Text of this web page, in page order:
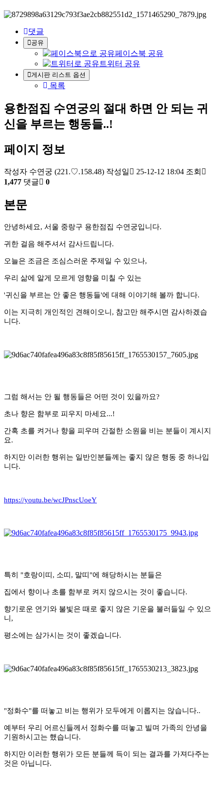
댓글
공유
페이스북 공유
트위터 공유
게시판 리스트 옵션
목록
용한점집 수연궁의 절대 하면 안 되는 귀
신을 부르는 행동들..!
페이지 정보
작성자 수연궁 (221.♡.158.48) 작성일 25-12-12 18:04 조회
1,477 댓글 0
본문
안녕하세요, 서울 중랑구 용한점집 수연궁입니다.
귀한 걸음 해주셔서 감사드립니다.
오늘은 조금은 조심스러운 주제일 수 있으나,
우리 삶에 알게 모르게 영향을 미칠 수 있는
'귀신을 부르는 안 좋은 행동들'에 대해 이야기해 볼까 합니다.
이는 지극히 개인적인 견해이오니, 참고만 해주시면 감사하겠습
니다.
그럼 해서는 안 될 행동들은 어떤 것이 있을까요?
초나 향은 함부로 피우지 마세요...!
간혹 초를 켜거나 향을 피우며 간절한 소원을 비는 분들이 계시지
요.
하지만 이러한 행위는 일반인분들께는 좋지 않은 행동 중 하나입
니다.
https://youtu.be/wcJPnscUoeY
특히 "호랑이띠, 소띠, 말띠"에 해당하시는 분들은
집에서 향이나 초를 함부로 켜지 않으시는 것이 좋습니다.
향기로운 연기와 불빛은 때로 좋지 않은 기운을 불러들일 수 있으
니,
평소에는 삼가시는 것이 좋겠습니다.
"정화수"를 떠놓고 비는 행위가 모두에게 이롭지는 않습니다..
예부터 우리 어르신들께서 정화수를 떠놓고 빌며 가족의 안녕을
기원하시고는 했습니다.
하지만 이러한 행위가 모든 분들께 득이 되는 결과를 가져다주는
것은 아닙니다.